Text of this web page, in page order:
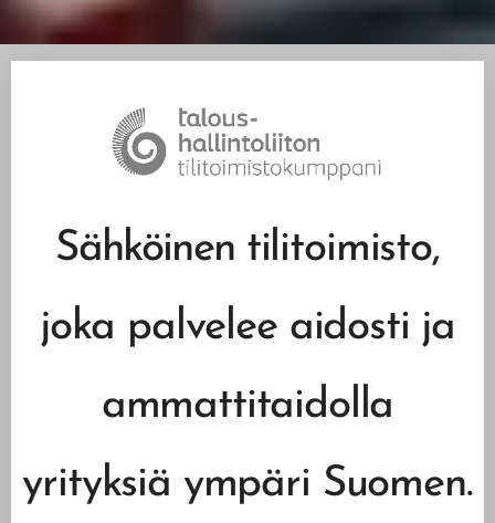
Sähköinen tilitoimisto,
joka palvelee aidosti ja
ammattitaidolla
yrityksiä ympäri Suomen.